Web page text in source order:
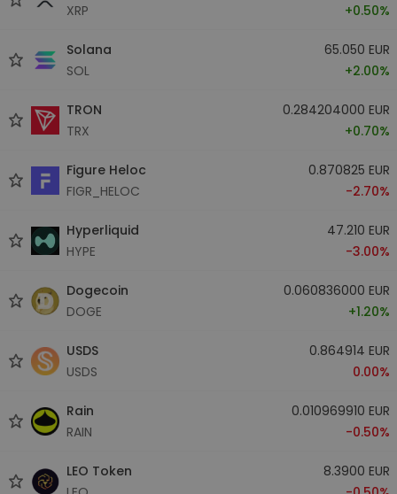
XRP
+0.50%
Solana
SOL
65.050 EUR
+2.00%
TRON
TRX
0.284204000 EUR
+0.70%
Figure Heloc
FIGR_HELOC
0.870825 EUR
-2.70%
Hyperliquid
HYPE
47.210 EUR
-3.00%
Dogecoin
DOGE
0.060836000 EUR
+1.20%
USDS
USDS
0.864914 EUR
0.00%
Rain
RAIN
0.010969910 EUR
-0.50%
LEO Token
8.3900 EUR